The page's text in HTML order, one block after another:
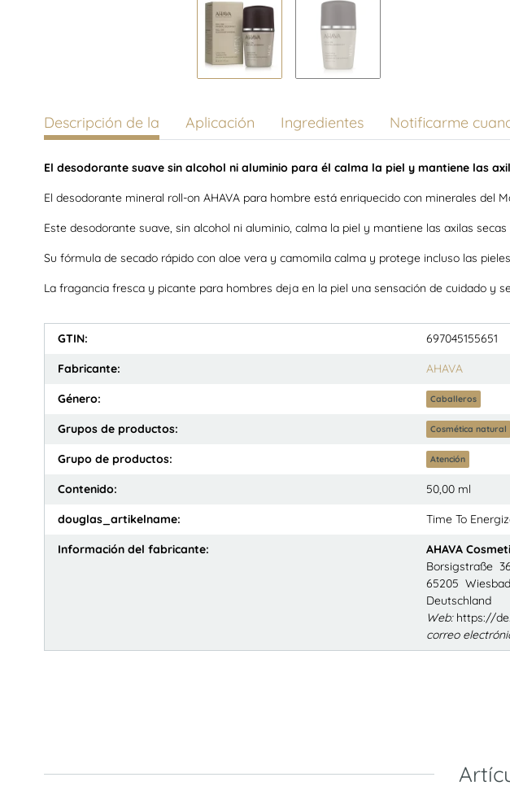
Descripción de la Aplicación Ingredientes Notificarme
El desodorante suave sin alcohol ni aluminio para él calma la piel y mantiene las
El desodorante mineral roll-on AHAVA para hombre está enriquecido con minerales del
Este desodorante suave, sin alcohol ni aluminio, calma la piel y mantiene las axilas
Su fórmula de secado rápido con aloe vera y camomila calma y protege incluso las
La fragancia fresca y picante para hombres deja en la piel una sensación de cuidado y
GTIN: 697045155651
Fabricante: AHAVA
Género: Caballeros
Grupos de productos: Cosmética natural
Grupo de productos: Atención
Contenido: 50,00 ml
douglas_artikelname: Time To
Información del fabricante:
AHAVA
Borsigstraße 36
65205
Deutschland
Web:https://
correo